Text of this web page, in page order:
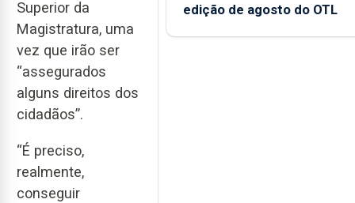
Superior da
Magistratura, uma
vez que irão ser
“assegurados
alguns direitos dos
cidadãos”.
“É preciso,
realmente,
conseguir
edição de agosto do OTL